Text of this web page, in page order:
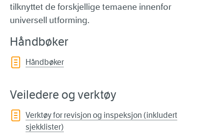
tilknyttet de forskjellige temaene innenfor
universell utforming.
Håndbøker
Håndbøker
Veiledere og verktøy
Verktøy for revisjon og inspeksjon (inkludert
sjekklister)